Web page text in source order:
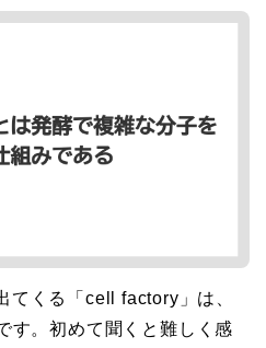
てくる「cell factory」は、
す。初めて聞くと難しく感